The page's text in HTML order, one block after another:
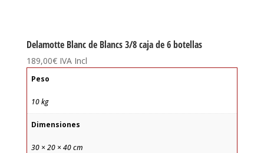
Delamotte Blanc de Blancs 3/8 caja de 6 botellas
189,00€ IVA Incl
Peso
10 kg
Dimensiones
30 × 20 × 40 cm